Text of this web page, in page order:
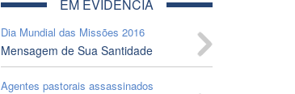
EM EVIDÊNCIA
Dia Mundial das Missões 2016
Mensagem de Sua Santidade
Agentes pastorais assassinados